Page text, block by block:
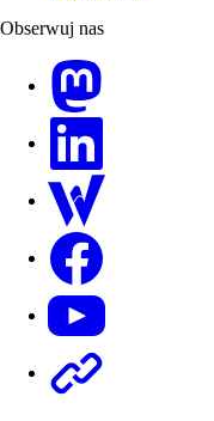
Obserwuj nas
WSocial